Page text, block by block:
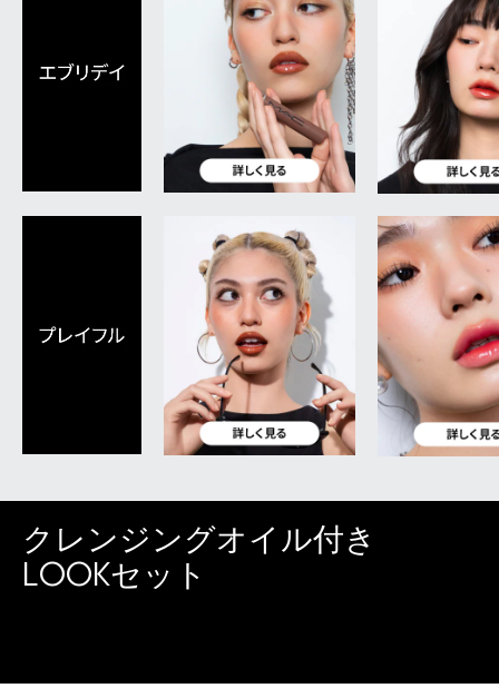
クレンジングオイル付き
LOOKセット